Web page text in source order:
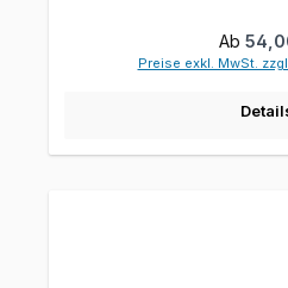
Ab
Preise exkl. MwSt.